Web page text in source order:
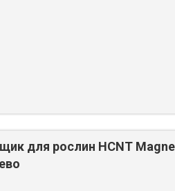
для рослин HCNT